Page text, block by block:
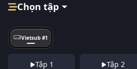
Chọn tập
Vietsub #1
Tập 1 Tập 2